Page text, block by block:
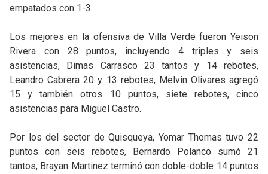
empatados con 1-3.
Los mejores en la ofensiva de Villa Verde fueron Yeison
Rivera con 28 puntos, incluyendo 4 triples y seis
asistencias, Dimas Carrasco 23 tantos y 14 rebotes,
Leandro Cabrera 20 y 13 rebotes, Melvin Olivares agregó
15 y también otros 10 puntos, siete rebotes, cinco
asistencias para Miguel Castro.
Por los del sector de Quisqueya, Yomar Thomas tuvo 22
puntos con seis rebotes, Bernardo Polanco sumó 21
tantos, Brayan Martinez terminó con doble-doble 14 puntos